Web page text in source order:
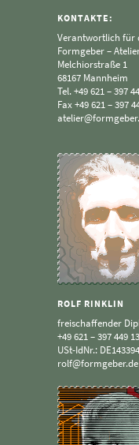
KONTAKTE:
Verantwortlich für
Formgeber –
Melchiorstraße 1
68167 Mannheim
Tel. +49 621 – 397
Fax +49 621 – 397
ROLF RINKLIN
freischaffender
+49 621 – 397 449 13
USt-IdNr.:
rolf@formgeber.de